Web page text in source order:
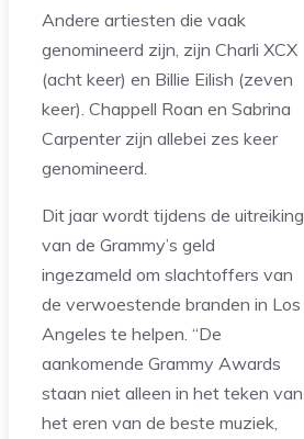
Andere artiesten die vaak
genomineerd zijn, zijn Charli XCX
(acht keer) en Billie Eilish (zeven
keer). Chappell Roan en Sabrina
Carpenter zijn allebei zes keer
genomineerd.
Dit jaar wordt tijdens de uitreiking
van de Grammy’s geld
ingezameld om slachtoffers van
de verwoestende branden in Los
Angeles te helpen. “De
aankomende Grammy Awards
staan niet alleen in het teken van
het eren van de beste muziek,